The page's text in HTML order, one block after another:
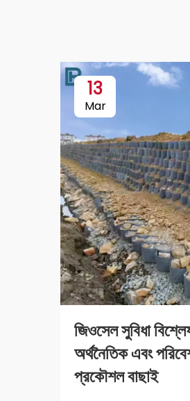
13
Mar
জিওসেল সুবিধা
অর্থনৈতিক এবং
প্রকৌশল বাছাই